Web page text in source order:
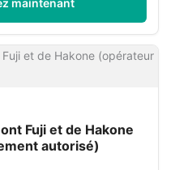
maintenant
Fuji et de Hakone
autorisé)